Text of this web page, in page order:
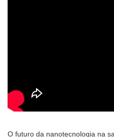
O futuro da nanotecnologia na